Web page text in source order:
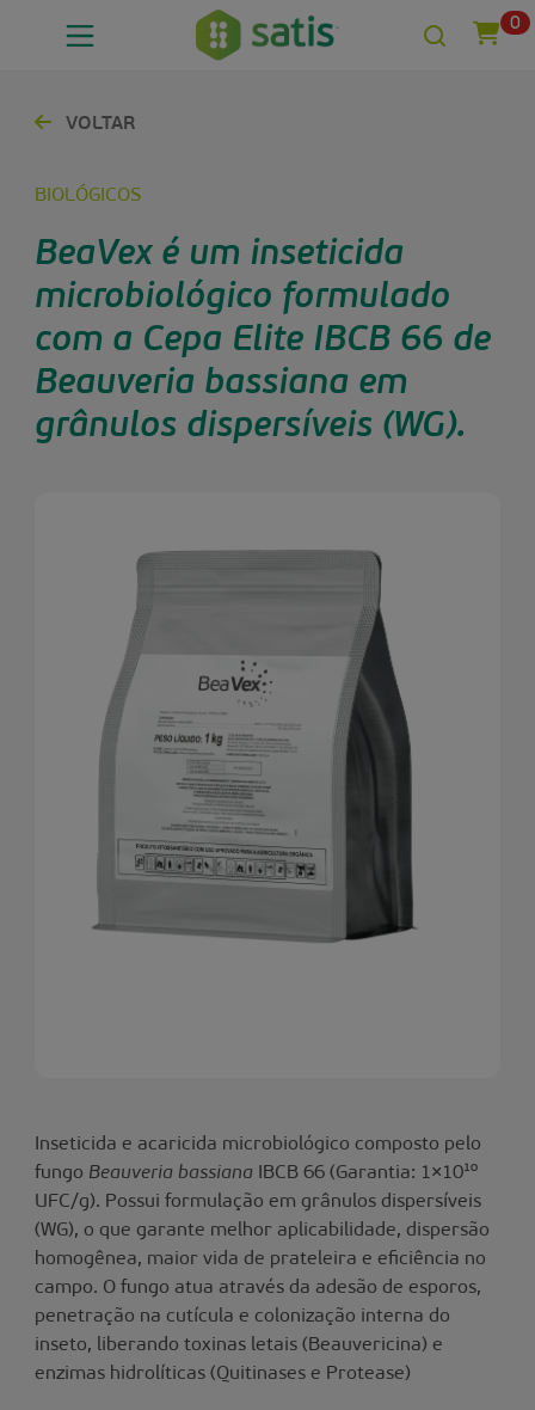
0
VOLTAR
BIOLÓGICOS
BeaVex é um inseticida
microbiológico formulado
com a Cepa Elite IBCB 66 de
Beauveria bassiana em
grânulos dispersíveis (WG).
Inseticida e acaricida microbiológico composto pelo
fungo Beauveria bassiana IBCB 66 (Garantia: 1×10¹⁰
UFC/g). Possui formulação em grânulos dispersíveis
(WG), o que garante melhor aplicabilidade, dispersão
homogênea, maior vida de prateleira e eficiência no
campo. O fungo atua através da adesão de esporos,
penetração na cutícula e colonização interna do
inseto, liberando toxinas letais (Beauvericina) e
enzimas hidrolíticas (Quitinases e Protease)